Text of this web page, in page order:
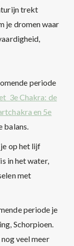
trekt
je dromen waar
periode
3e Chakra: de
en 5e
balans.
op het lijf
in het water,
met
periode je
Schorpioen.
veel meer